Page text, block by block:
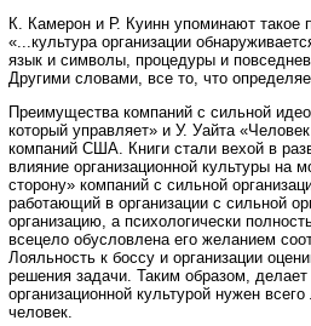
К. Камерон и Р. Куинн упоминают такое
«...культура организации
язык и символы, процедуры и
Другими словами, все то, что
Преимущества компаний с сильной
который управляет» и У. Уайта
компаний США. Книги стали вехой в
влияние организационной культуры на
сторону» компаний с сильной
работающий в организации с сильной
организацию, а психологически
всецело обусловлена его желанием
Лояльность к боссу и организации
решения задачи. Таким образом,
организационной культурой нужен
человек.